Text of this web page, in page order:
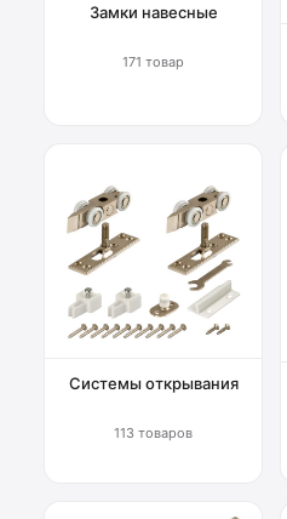
Замки навесные
171 товар
Системы открывания
113 товаров